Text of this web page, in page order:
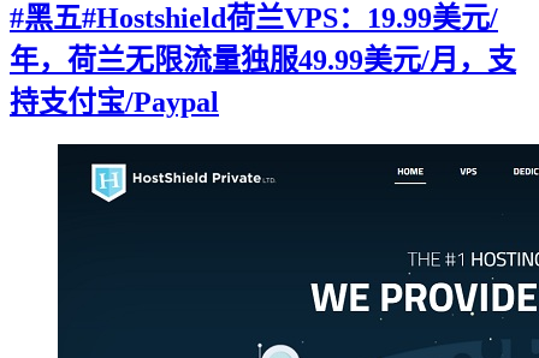
#黑五#Hostshield荷兰VPS：19.99美元/
年，荷兰无限流量独服49.99美元/月，支
持支付宝/Paypal